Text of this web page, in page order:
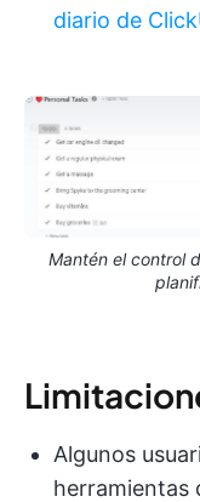
diario de
Mantén el control
Algunos
herramientas